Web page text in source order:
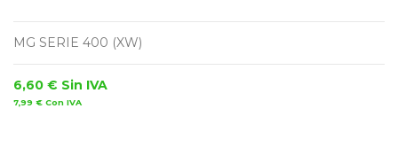
MG SERIE 400 (XW)
6,60 € Sin IVA
7,99 € Con IVA